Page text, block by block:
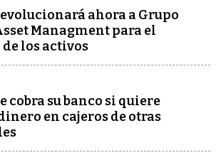
ahora a Grupo
Managment para el
los activos
cobra su banco si quiere
en cajeros de otras